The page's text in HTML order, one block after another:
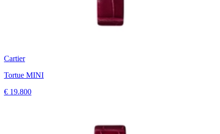
Cartier
Tortue MINI
€ 19.800